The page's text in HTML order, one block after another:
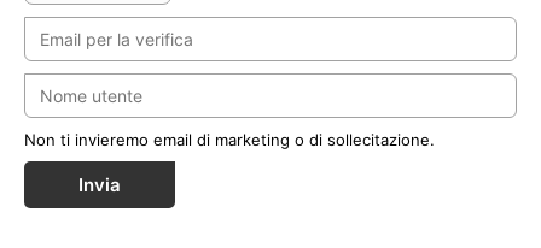
Non ti invieremo email di marketing o di sollecitazione.
Invia